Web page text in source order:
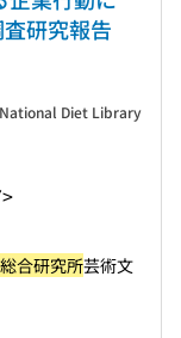
研究報告
National Diet Library
合研究所芸術文